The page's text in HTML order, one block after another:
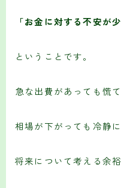
「お金に対する不安が
ということです。
急な出費があっても慌
相場が下がっても冷静
将来について考える余